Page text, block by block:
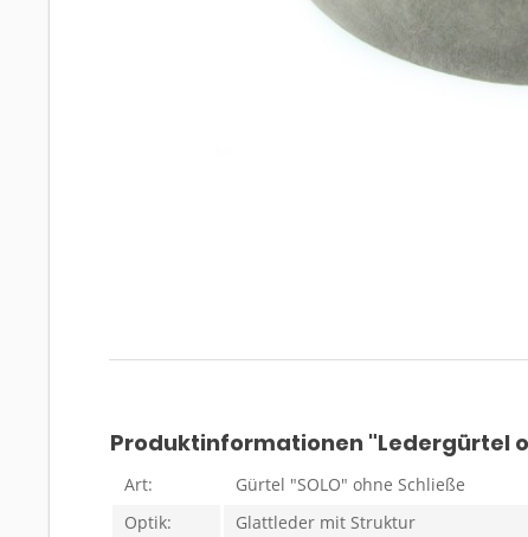
Produktinformationen "Ledergürtel
Art:
Gürtel "SOLO" ohne Schließe
Optik:
Glattleder mit Struktur